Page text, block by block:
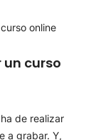
curso
de realizar
a grabar. Y,